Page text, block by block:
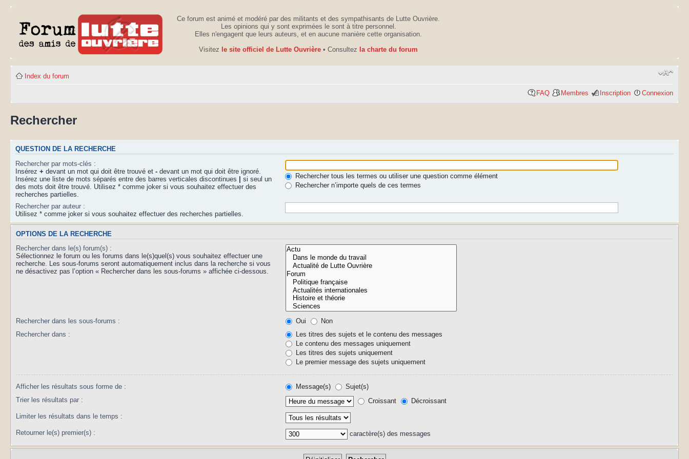
Ce forum est animé et modéré par des militants et des sympathisants de Lutte Ouvrière.
Les opinions qui y sont exprimées le sont à titre personnel.
Elles n'engagent que leurs auteurs, et en aucune manière cette organisation.
Visitez le site officiel de Lutte Ouvrière • Consultez la charte du forum
Index du forum
FAQ Membres Inscription Connexion
Rechercher
QUESTION DE LA RECHERCHE
Rechercher par mots-clés :
Insérez + devant un mot qui doit être trouvé et - devant un mot qui doit être ignoré.
Insérez une liste de mots séparés entre des barres verticales discontinues
si seul un
des mots doit être trouvé. Utilisez * comme joker si vous souhaitez effectuer des
recherches partielles.
Rechercher tous les termes ou utiliser une question comme élément
Rechercher n’importe quels de ces termes
Rechercher par auteur :
Utilisez * comme joker si vous souhaitez effectuer des recherches partielles.
OPTIONS DE LA RECHERCHE
Rechercher dans le(s) forum(s) :
Sélectionnez le forum ou les forums dans le(s)quel(s) vous souhaitez effectuer une
recherche. Les sous-forums seront automatiquement inclus dans la recherche si vous
ne désactivez pas l’option « Rechercher dans les sous-forums » affichée ci-dessous.
Rechercher dans les sous-forums : Oui
Non
Rechercher dans :
Les titres des sujets et le contenu des messages
Le contenu des messages uniquement
Les titres des sujets uniquement
Le premier message des sujets uniquement
Afficher les résultats sous forme de : Message(s)
Sujet(s)
Trier les résultats par :
Croissant Décroissant
Limiter les résultats dans le temps :
Retourner le(s) premier(s) : caractère(s) des messages